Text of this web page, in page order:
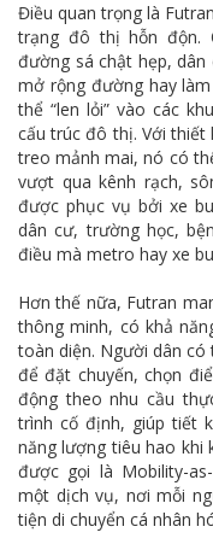
Điều quan trọng là
trạng đô thị hỗn độn.
đường sá chật hẹp,
mở rộng đường hay
thể “len lỏi” vào các
cấu trúc đô thị. Với thiết
treo mảnh mai, nó có
vượt qua kênh rạch,
được phục vụ bởi xe
dân cư, trường học,
điều mà metro hay xe
Hơn thế nữa, Futran
thông minh, có khả
toàn diện. Người dân
để đặt chuyến, chọn
động theo nhu cầu
trình cố định, giúp tiết
năng lượng tiêu hao khi
được gọi là Mobility-
một dịch vụ, nơi mỗi
tiện di chuyển cá nhân